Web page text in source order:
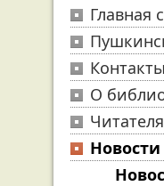
Главная
Контакты
О
Новости